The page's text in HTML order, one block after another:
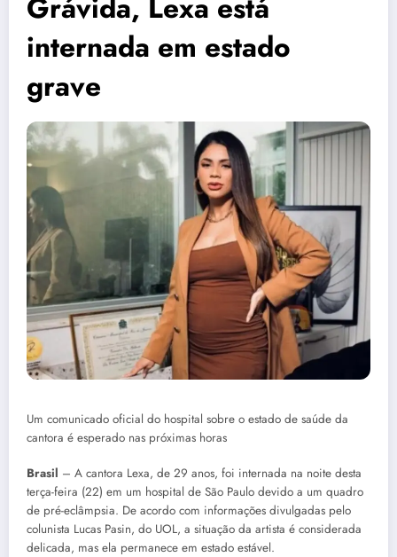
internada em estado
grave
Um comunicado oficial do hospital sobre o estado de saúde da
cantora é esperado nas próximas horas
Brasil – A cantora Lexa, de 29 anos, foi internada na noite desta
terça-feira (22) em um hospital de São Paulo devido a um quadro
de pré-eclâmpsia. De acordo com informações divulgadas pelo
colunista Lucas Pasin, do UOL, a situação da artista é considerada
delicada, mas ela permanece em estado estável.